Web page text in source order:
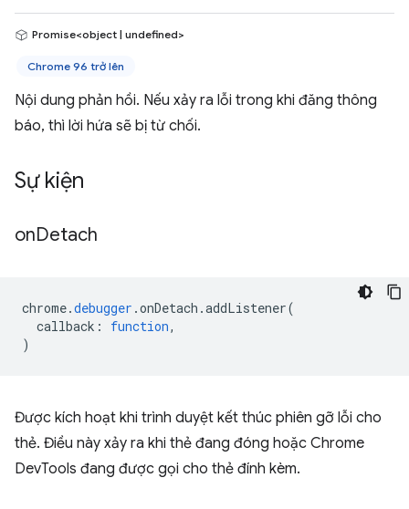
Promise<object | undefined>
Chrome 96 trở lên
Nội dung phản hồi. Nếu xảy ra lỗi trong khi đăng thông
báo, thì lời hứa sẽ bị từ chối.
Sự kiện
onDetach
chrome.debugger .onDetach .addListener(
callback : function,
)
Được kích hoạt khi trình duyệt kết thúc phiên gỡ lỗi cho
thẻ. Điều này xảy ra khi thẻ đang đóng hoặc Chrome
DevTools đang được gọi cho thẻ đính kèm.